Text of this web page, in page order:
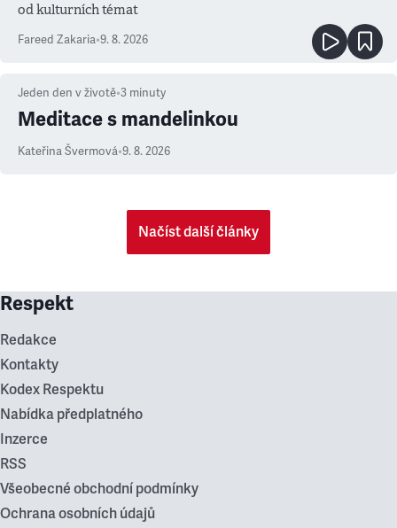
od kulturních témat
Fareed Zakaria•9. 8. 2026
Jeden den v životě•3 minuty
Meditace s mandelinkou
Kateřina Švermová•9. 8. 2026
Načíst další články
Respekt
Redakce
Kontakty
Kodex Respektu
Nabídka předplatného
Inzerce
RSS
Všeobecné obchodní podmínky
Ochrana osobních údajů